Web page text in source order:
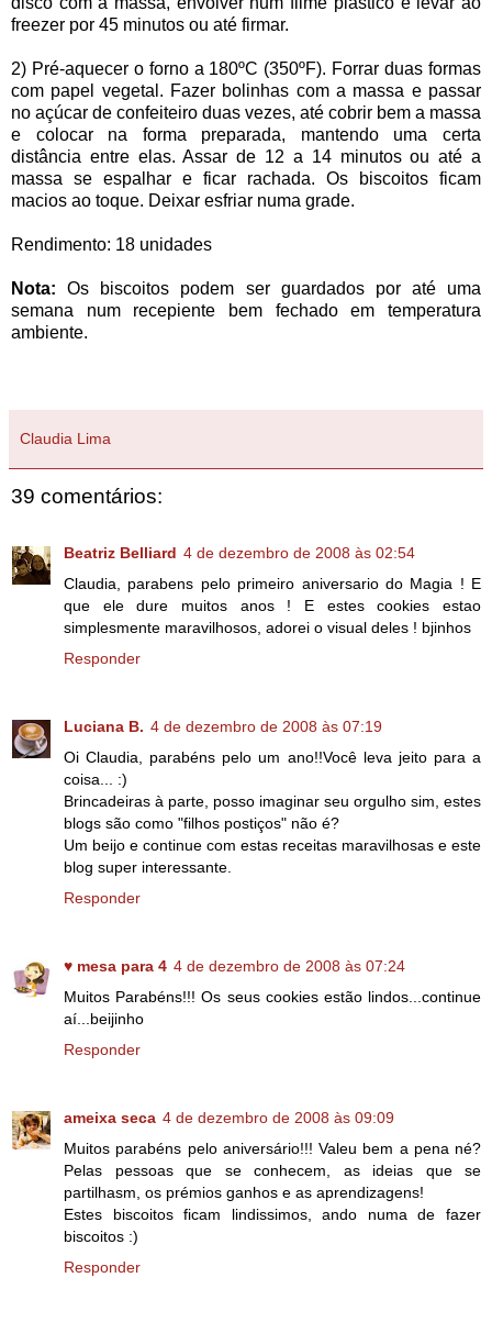
freezer por 45 minutos ou até firmar.
2) Pré-aquecer o forno a 180ºC (350ºF). Forrar duas formas
com papel vegetal. Fazer bolinhas com a massa e passar
no açúcar de confeiteiro duas vezes, até cobrir bem a massa
e colocar na forma preparada, mantendo uma certa
distância entre elas. Assar de 12 a 14 minutos ou até a
massa se espalhar e ficar rachada. Os biscoitos ficam
macios ao toque. Deixar esfriar numa grade.
Rendimento: 18 unidades
Nota: Os biscoitos podem ser guardados por até uma
semana num recepiente bem fechado em temperatura
ambiente.
Claudia Lima
39 comentários:
Beatriz Belliard 4 de dezembro de 2008 às 02:54
Claudia, parabens pelo primeiro aniversario do Magia ! E
que ele dure muitos anos ! E estes cookies estao
simplesmente maravilhosos, adorei o visual deles ! bjinhos
Responder
Luciana B. 4 de dezembro de 2008 às 07:19
Oi Claudia, parabéns pelo um ano!!Você leva jeito para a
coisa... :)
Brincadeiras à parte, posso imaginar seu orgulho sim, estes
blogs são como "filhos postiços" não é?
Um beijo e continue com estas receitas maravilhosas e este
blog super interessante.
Responder
♥ mesa para 4 4 de dezembro de 2008 às 07:24
Muitos Parabéns!!! Os seus cookies estão lindos...continue
aí...beijinho
Responder
ameixa seca 4 de dezembro de 2008 às 09:09
Muitos parabéns pelo aniversário!!! Valeu bem a pena né?
Pelas pessoas que se conhecem, as ideias que se
partilhasm, os prémios ganhos e as aprendizagens!
Estes biscoitos ficam lindissimos, ando numa de fazer
biscoitos :)
Responder